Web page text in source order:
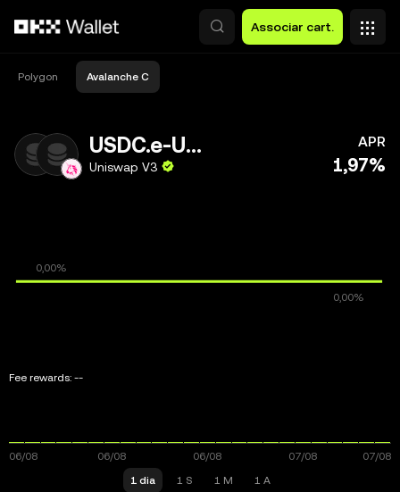
Associar cart.
Polygon Avalanche C
USDC.e-USDC
Uniswap V3
APR
1,97%
Fee rewards: --
1 dia 1 S 1 M 1 A